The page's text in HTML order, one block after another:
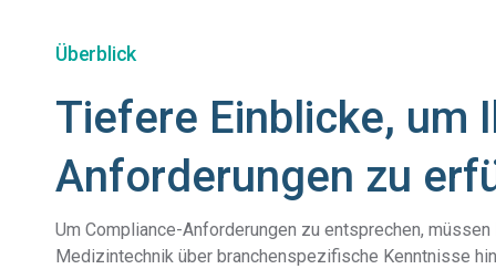
Überblick
Tiefere Einblicke, um
Anforderungen zu
Um Compliance-Anforderungen zu entsprechen,
Medizintechnik über branchenspezifische Kenntnisse